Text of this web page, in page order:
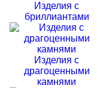
Изделия с
бриллиантами
Изделия с
драгоценными
камнями